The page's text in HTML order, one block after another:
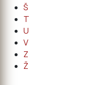
Š
T
U
V
Z
Ž